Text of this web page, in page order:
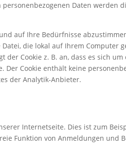
Daten werden
auf Ihre Bedürfnisse
die lokal auf Ihrem Computer
Cookie z. B. an, dass es sich
Cookie enthält keine
der Analytik-Anbieter.
Internetseite. Dies ist zum
Funktion von Anmeldungen und